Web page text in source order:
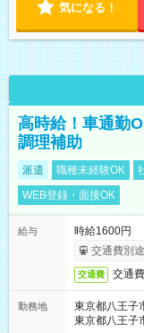
気になる！
高時給！車通勤
調理補助
派遣 職種未経験OK
WEB登録・面接OK
給与
時給1600円
交通費別
交通費 交通
勤務地
東京都八王子
東京都八王